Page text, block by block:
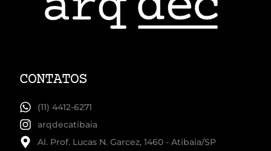
CONTATOS
(11) 4412-6271
arqdecatibaia
Al. Prof. Lucas N. Garcez, 1460 - Atibaia/SP